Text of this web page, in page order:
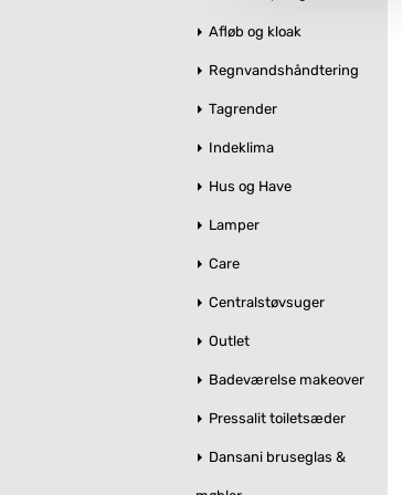
Afløb og kloak
Regnvandshåndtering
Tagrender
Indeklima
Hus og Have
Lamper
Care
Centralstøvsuger
Outlet
Badeværelse makeover
Pressalit toiletsæder
Dansani bruseglas &